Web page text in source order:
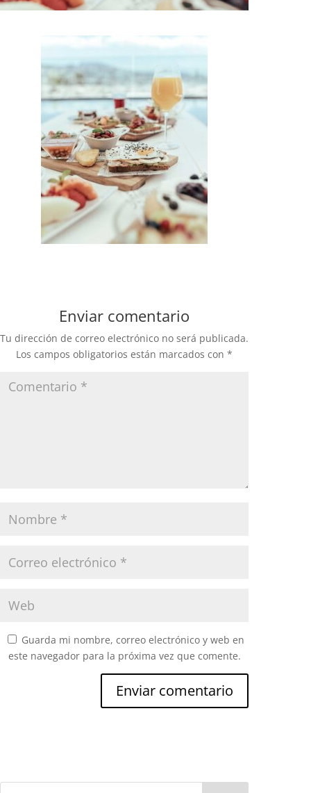
Enviar comentario
Tu dirección de correo electrónico no será publicada.
Los campos obligatorios están marcados con*
Guarda mi nombre, correo electrónico y web en
este navegador para la próxima vez que comente.